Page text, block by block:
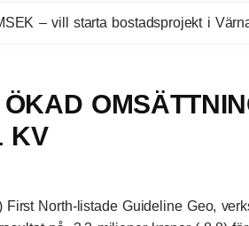
– vill starta bostadsprojekt i
KV
North-listade Guideline Geo,